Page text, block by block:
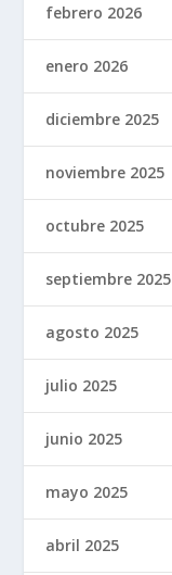
febrero 2026
enero 2026
diciembre 2025
noviembre 2025
octubre 2025
septiembre 2025
agosto 2025
julio 2025
junio 2025
mayo 2025
abril 2025